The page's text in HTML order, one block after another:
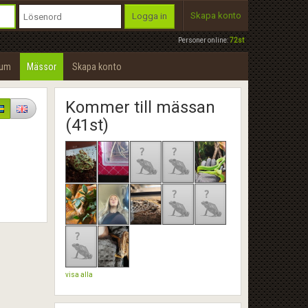
Personer online:72st
Logga in Skapa konto
Mässor Skapa konto
Kommer till mässan
(41st)
visa alla